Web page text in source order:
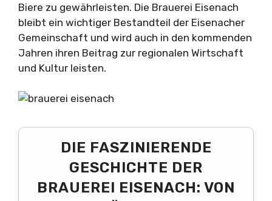
Biere zu gewährleisten. Die Brauerei Eisenach
bleibt ein wichtiger Bestandteil der Eisenacher
Gemeinschaft und wird auch in den kommenden
Jahren ihren Beitrag zur regionalen Wirtschaft
und Kultur leisten.
DIE FASZINIERENDE
GESCHICHTE DER
BRAUEREI EISENACH: VON